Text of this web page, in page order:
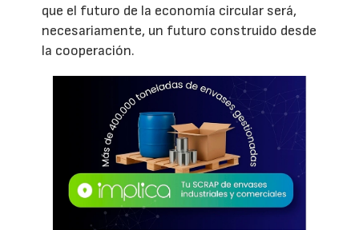
que el futuro de la economía circular será,
necesariamente, un futuro construido desde
la cooperación.